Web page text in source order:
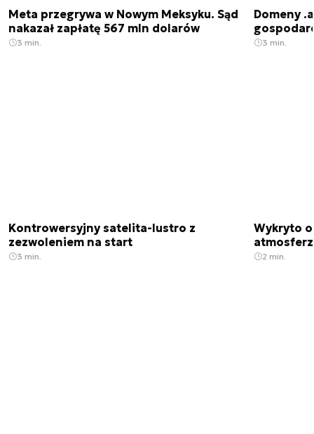
Meta przegrywa w Nowym Meksyku. Sąd
nakazał zapłatę 567 mln dolarów
3 min.
Domeny
3 min.
Kontrowersyjny satelita-lustro z
zezwoleniem na start
3 min.
Wykryto
2 min.